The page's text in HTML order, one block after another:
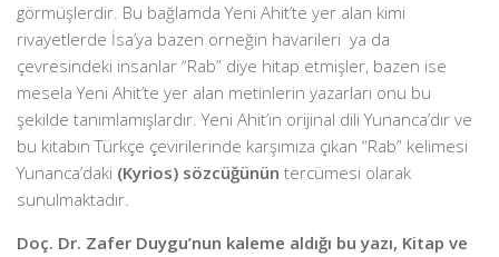
görmüşlerdir. Bu bağlamda Yeni Ahit’te yer alan kimi
rivayetlerde İsa’ya bazen örneğin havarileri ya da
çevresindeki insanlar “Rab” diye hitap etmişler, bazen ise
mesela Yeni Ahit’te yer alan metinlerin yazarları onu bu
şekilde tanımlamışlardır. Yeni Ahit’in orijinal dili Yunanca’dır ve
bu kitabın Türkçe çevirilerinde karşımıza çıkan “Rab” kelimesi
Yunanca’daki (Kyrios) sözcüğünün tercümesi olarak
sunulmaktadır.
Doç. Dr. Zafer Duygu’nun kaleme aldığı bu yazı, Kitap ve